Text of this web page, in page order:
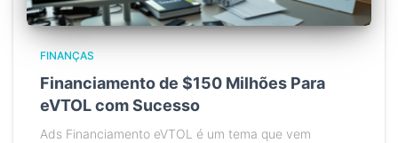
FINANÇAS
Financiamento de $150 Milhões Para
eVTOL com Sucesso
Ads Financiamento eVTOL é um tema que vem